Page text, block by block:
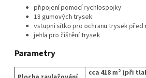
připojení pomocí rychlospojky
18 gumových trysek
vstupní sítko pro ochranu trysek před
jehla pro čištění trysek
Parametry
cca 418 m2 (při